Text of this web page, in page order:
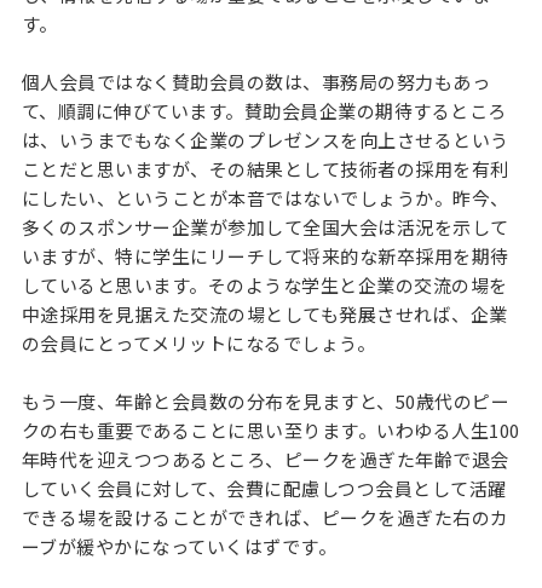
す。
個人会員ではなく賛助会員の数は、事務局の努力もあっ
て、順調に伸びています。賛助会員企業の期待するところ
は、いうまでもなく企業のプレゼンスを向上させるという
ことだと思いますが、その結果として技術者の採用を有利
にしたい、ということが本音ではないでしょうか。昨今、
多くのスポンサー企業が参加して全国大会は活況を示して
いますが、特に学生にリーチして将来的な新卒採用を期待
していると思います。そのような学生と企業の交流の場を
中途採用を見据えた交流の場としても発展させれば、企業
の会員にとってメリットになるでしょう。
もう一度、年齢と会員数の分布を見ますと、50歳代のピー
クの右も重要であることに思い至ります。いわゆる人生100
年時代を迎えつつあるところ、ピークを過ぎた年齢で退会
していく会員に対して、会費に配慮しつつ会員として活躍
できる場を設けることができれば、ピークを過ぎた右のカ
ーブが緩やかになっていくはずです。